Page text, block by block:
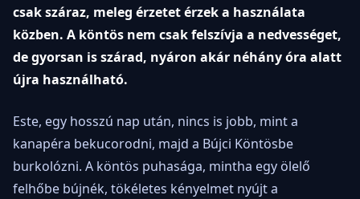
csak száraz, meleg érzetet érzek a használata
közben. A köntös nem csak felszívja a nedvességet,
de gyorsan is szárad, nyáron akár néhány óra alatt
újra használható.
Este, egy hosszú nap után, nincs is jobb, mint a
kanapéra bekucorodni, majd a Bújci Köntösbe
burkolózni. A köntös puhasága, mintha egy ölelő
felhőbe bújnék, tökéletes kényelmet nyújt a